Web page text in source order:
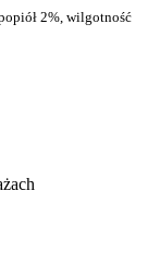
2%, wilgotność